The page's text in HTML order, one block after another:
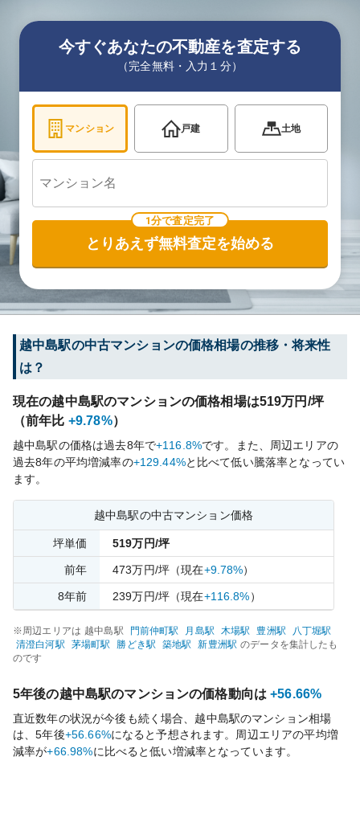
今すぐあなたの不動産を査定する
（完全無料・入力１分）
マンション 戸建 土地
1分で査定完了
とりあえず無料査定を始める
越中島駅の中古マンションの価格相場の推移・将来性
は？
現在の越中島駅のマンションの価格相場は519万円/坪
（前年比 +9.78%）
越中島駅の価格は過去8年で+116.8%です。
また、周辺エリアの
過去8年の平均増減率の+129.44%と比べて低い騰落率となってい
ます。
越中島駅の中古マンション価格
坪単価 519万円/坪
前年 473万円/坪 （現在+9.78%）
8年前 239万円/坪 （現在+116.8%）
※周辺エリアは 越中島駅 門前仲町駅 月島駅 木場駅 豊洲駅 八丁堀駅
清澄白河駅 茅場町駅 勝どき駅 築地駅 新豊洲駅 のデータを集計したも
のです
5年後の越中島駅のマンションの価格動向は +56.66%
直近数年の状況が今後も続く場合、 越中島駅のマンション相場
は、5年後+56.66%になると予想されます。周辺エリアの平均増
減率が+66.98%に比べると低い増減率となっています。